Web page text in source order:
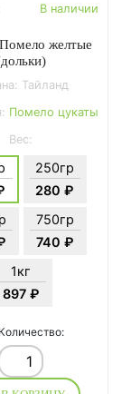
В наличии
желтые
Тайланд
Помело цукаты
Вес:
250гр
280 ₽
750гр
740 ₽
1кг
897 ₽
Количество: